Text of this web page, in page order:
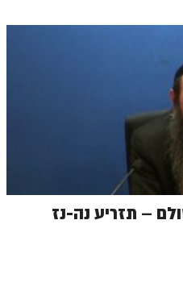
– תזריע נה-נז